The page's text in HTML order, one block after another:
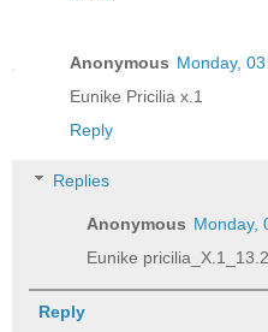
Anonymous Monday,
Eunike Pricilia x.1
Reply
Replies
Anonymous Monday,
Eunike
Reply